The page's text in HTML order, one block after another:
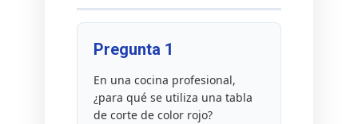
Pregunta 1
En una cocina profesional,
¿para qué se utiliza una tabla
de corte de color rojo?